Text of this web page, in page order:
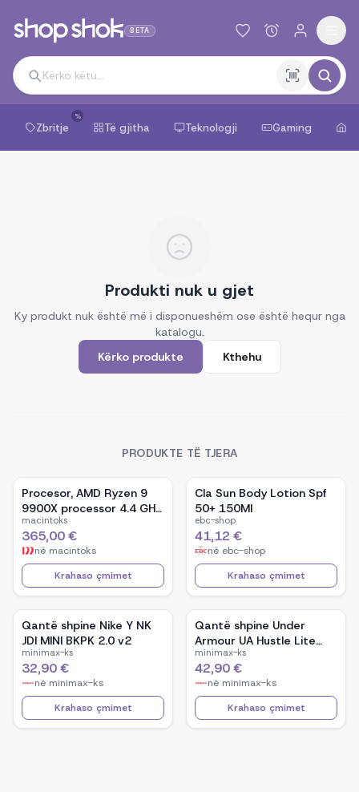
BETA
Zbritje
%
Të gjitha Teknologji Gaming
Produkti nuk u gjet
Ky produkt nuk është më i disponueshëm ose është hequr nga
katalogu.
Kërko produkte
Kthehu
PRODUKTE TË TJERA
Procesor, AMD Ryzen 9
9900X processor 4.4 GHz
76 MB L2 & L3 Box
macintoks
365,00 €
në macintoks
Krahaso çmimet
Cla Sun Body Lotion Spf
50+ 150Ml
ebc-shop
41,12 €
në ebc-shop
Krahaso çmimet
Qantë shpine Nike Y NK
JDI MINI BKPK 2.0 v2
minimax-ks
32,90 €
në minimax-ks
Krahaso çmimet
Qantë shpine Under
Armour UA Hustle Lite
Backpack
minimax-ks
42,90 €
në minimax-ks
Krahaso çmimet